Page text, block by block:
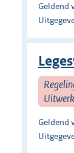
Geldend
Geldend